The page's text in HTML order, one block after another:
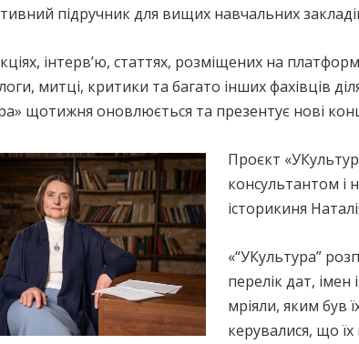
підручник для вищих навчальних
інтерв’ю, статтях, розміщених на
митці, критики та багато інших фахівців
щотижня оновлюється та презентує нові
Проєкт
консультантом і
історикиня
«“УКультура”
перелік дат,
мріяли, яким був
керувалися, що